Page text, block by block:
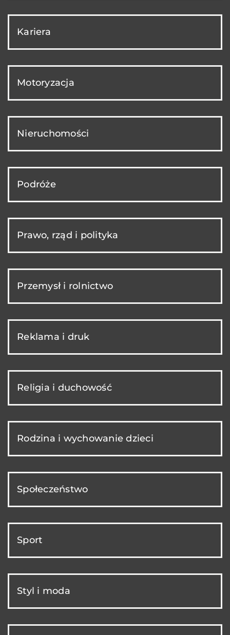
Kariera
Motoryzacja
Nieruchomości
Podróże
Prawo, rząd i polityka
Przemysł i rolnictwo
Reklama i druk
Religia i duchowość
Rodzina i wychowanie dzieci
Społeczeństwo
Sport
Styl i moda